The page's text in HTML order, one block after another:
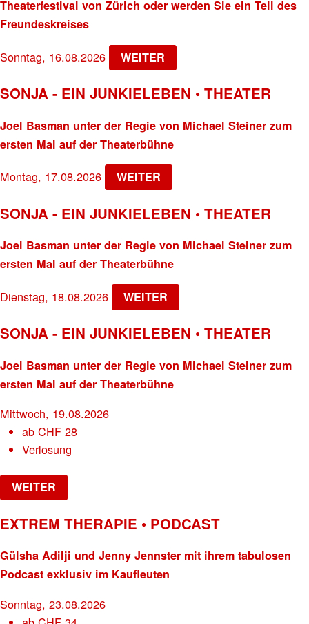
Theaterfestival von Zürich oder werden Sie ein Teil des
Freundeskreises
Sonntag, 16.08.2026 WEITER
SONJA - EIN JUNKIELEBEN • THEATER
Joel Basman unter der Regie von Michael Steiner zum
ersten Mal auf der Theaterbühne
Montag, 17.08.2026 WEITER
SONJA - EIN JUNKIELEBEN • THEATER
Joel Basman unter der Regie von Michael Steiner zum
ersten Mal auf der Theaterbühne
Dienstag, 18.08.2026 WEITER
SONJA - EIN JUNKIELEBEN • THEATER
Joel Basman unter der Regie von Michael Steiner zum
ersten Mal auf der Theaterbühne
Mittwoch, 19.08.2026
abCHF 28
Verlosung
WEITER
EXTREM THERAPIE • PODCAST
Gülsha Adilji und Jenny Jennster mit ihrem tabulosen
Podcast exklusiv im Kaufleuten
Sonntag, 23.08.2026